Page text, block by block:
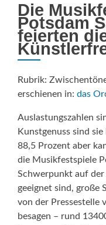
Die
Potsdam
feierten
Rubrik:
erschienen in: das
Auslastungszahlen
Kunstgenuss sind
88,5 Prozent aber
die Musikfestspiele
Schwerpunkt auf
geeignet sind, große
von der Pressestelle
besagen – rund